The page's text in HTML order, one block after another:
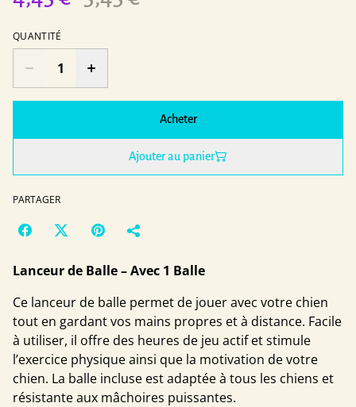
QUANTITÉ
Acheter
Ajouter au panier
PARTAGER
Lanceur de Balle – Avec 1 Balle
Ce lanceur de balle permet de jouer avec votre chien
tout en gardant vos mains propres et à distance. Facile
à utiliser, il offre des heures de jeu actif et stimule
l’exercice physique ainsi que la motivation de votre
chien. La balle incluse est adaptée à tous les chiens et
résistante aux mâchoires puissantes.